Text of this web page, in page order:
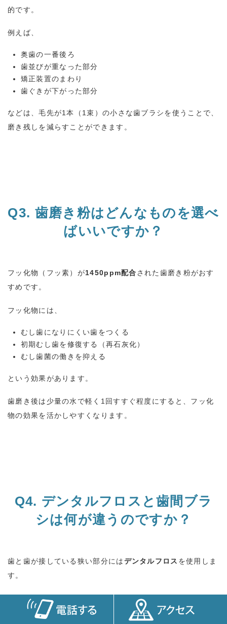
的です。
例えば、
奥歯の一番後ろ
歯並びが重なった部分
矯正装置のまわり
歯ぐきが下がった部分
などは、毛先が1本（ 1 束）の小さな歯ブラシを使うことで、
磨き残しを減らすことができます。
Q3. 歯磨き粉はどんなものを選べ
ばいいですか？
フッ化物（フッ素）が1450ppm配合された歯磨き粉がおす
すめです。
フッ化物には、
むし歯になりにくい歯をつくる
初期むし歯を修復する（再石灰化）
むし歯菌の働きを抑える
という効果があります。
歯磨き後は少量の水で軽く 1 回すすぐ程度にすると、フッ化
物の効果を活かしやすくなります。
Q4. デンタルフロスと歯間ブラ
シは何が違うのですか？
歯と歯が接している狭い部分にはデンタルフロス を使用しま
す。
一方、歯ぐきが下がるなどして歯と歯の間に隙間がある部分
歯間ブラシを使用します。